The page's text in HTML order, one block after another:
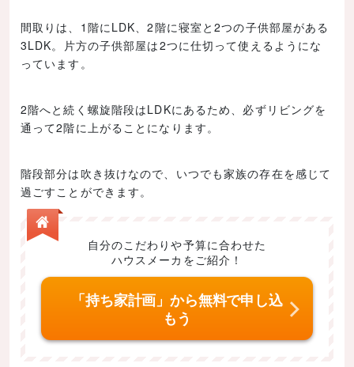
間取りは、1階にLDK、2階に寝室と2つの子供部屋がある
3LDK。片方の子供部屋は2つに仕切って使えるようにな
っています。
2階へと続く螺旋階段はLDKにあるため、必ずリビングを
通って2階に上がることになります。
階段部分は吹き抜けなので、いつでも家族の存在を感じて
過ごすことができます。
自分のこだわりや予算に合わせた
ハウスメーカをご紹介！
「持ち家計画」から無料で申し込
もう